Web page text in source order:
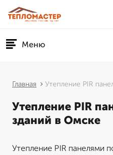
Меню
Главная Утепление PIR
Утепление PIR
зданий в Омске
Утепление PIR панелями